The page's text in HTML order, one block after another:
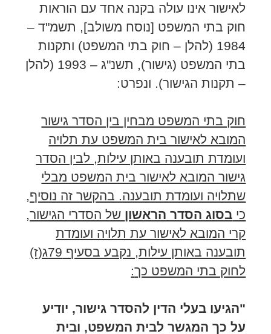
לאישור אינו עולה בקנה אחד עם הוראות
חוק בתי המשפט [נוסח משולב], תשמ"ד –
1984 (להלן – חוק בתי המשפט) ותקנות
בתי המשפט (גישור), תשנ"ג – 1993 (להלן
– תקנות הגישור). ונפרט:
חוק בתי המשפט מבחין בין הסדר גישור
המובא לאישור בית המשפט עת תלויה
ועומדת תובענה באותן עילות, לבין הסדר
גישור המובא לאישור בית המשפט מבלי
שתלויה ועומדת תובענה. בהקשר זה נוסיף,
כי בסוג הסדר הראשון של הסדרי הגישור,
קרי המובא לאישור עת תלויה ועומדת
תובענה באותן עילות, נקבע בסעיף 79ג(ז)
לחוק בתי המשפט כך:
"הגיעו בעלי הדין להסדר גישור, יודיע
על כך המגשר לבית המשפט, ובית